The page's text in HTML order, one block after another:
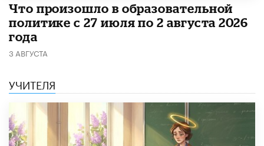
​Что произошло в образовательной
политике с 27 июля по 2 августа 2026
года
3 АВГУСТА
УЧИТЕЛЯ